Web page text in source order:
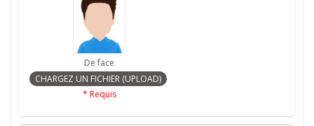
De face
* Requis